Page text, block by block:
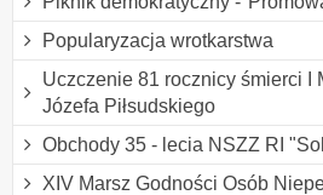
Popularyzacja wrotkarstwa
Uczczenie 81 rocznicy śmierci I
Józefa Piłsudskiego
Obchody 35 - lecia NSZZ RI
XIV Marsz Godności Osób